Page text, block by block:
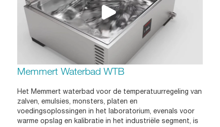
Memmert Waterbad WTB
Het Memmert waterbad voor de temperatuurregeling van
zalven, emulsies, monsters, platen en
voedingsoplossingen in het laboratorium, evenals voor
warme opslag en kalibratie in het industriële segment, is